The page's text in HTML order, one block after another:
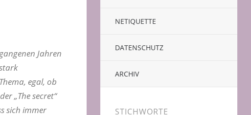
Jahren
egal, ob
„The secret“
sich immer
NETIQUETTE
DATENSCHUTZ
ARCHIV
STICHWORTE